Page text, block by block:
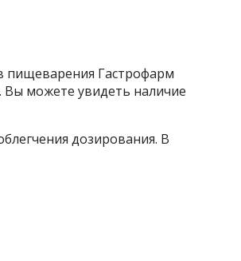
пищеварения Гастрофарм
Вы можете увидеть наличие
дозирования. В